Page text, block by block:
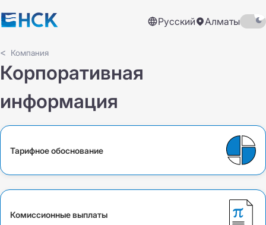
Русский Алматы
Компания
Корпоративная
информация
Тарифное обоснование
Комиссионные выплаты